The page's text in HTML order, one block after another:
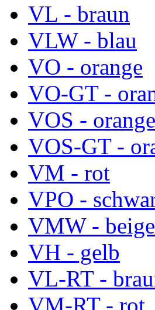
VL - braun
VLW - blau
VO - orange
VO-GT -
VOS - orange
VOS-GT -
VM - rot
VPO -
VMW - beige
VH - gelb
VL-RT -